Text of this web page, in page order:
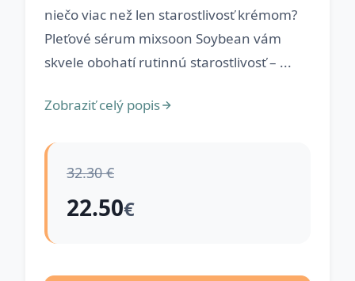
niečo viac než len starostlivosť krémom?
Pleťové sérum mixsoon Soybean vám
skvele obohatí rutinnú starostlivosť – ...
Zobraziť celý popis
32.30 €
22.50€